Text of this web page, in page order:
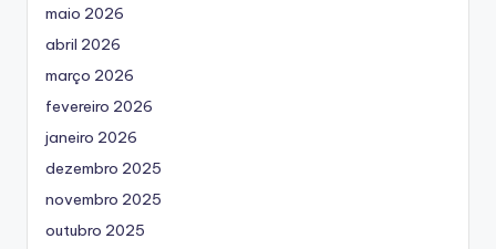
maio 2026
abril 2026
março 2026
fevereiro 2026
janeiro 2026
dezembro 2025
novembro 2025
outubro 2025